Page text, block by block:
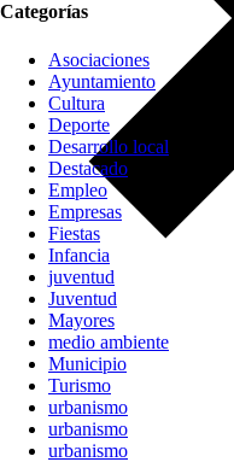
Categorías
Asociaciones
Ayuntamiento
Cultura
Deporte
Desarrollo local
Destacado
Empleo
Empresas
Fiestas
Infancia
juventud
Juventud
Mayores
medio ambiente
Municipio
Turismo
urbanismo
urbanismo
urbanismo